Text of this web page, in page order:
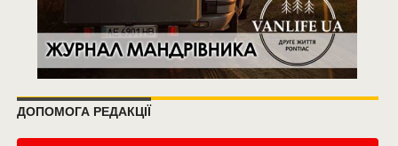
ДОПОМОГА РЕДАКЦІЇ